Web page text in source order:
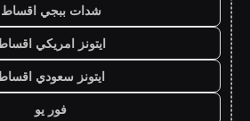
شدات ببجي اقساط
ايتونز امريكي
ايتونز سعودي
فور يو